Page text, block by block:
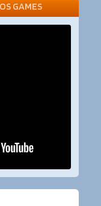
GAMES